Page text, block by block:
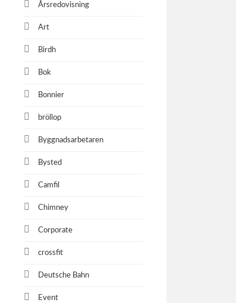
Årsredovisning
Art
Birdh
Bok
Bonnier
bröllop
Byggnadsarbetaren
Bysted
Camfil
Chimney
Corporate
crossfit
Deutsche Bahn
Event